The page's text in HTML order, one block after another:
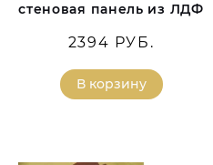
стеновая панель из ЛДФ
2394 РУБ.
В корзину